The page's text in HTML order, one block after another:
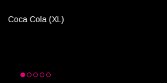
Coca Cola (XL)